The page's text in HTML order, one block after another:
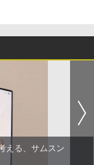
える、サムスン